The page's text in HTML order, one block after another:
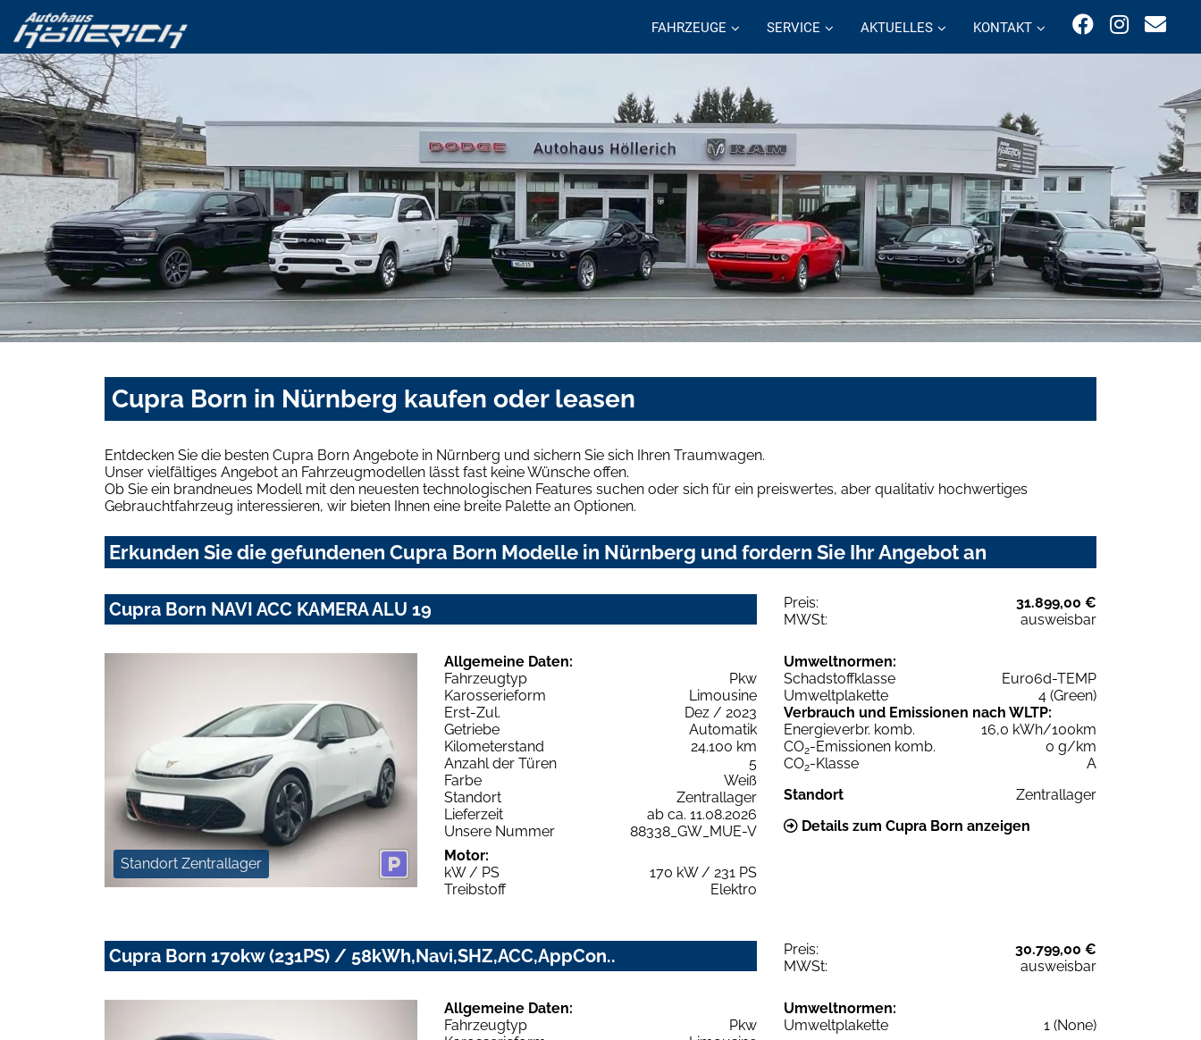
FAHRZEUGE SERVICE AKTUELLES KONTAKT
Cupra Born in Nürnberg kaufen oder leasen
Entdecken Sie die besten Cupra Born Angebote in Nürnberg und sichern Sie sich Ihren Traumwagen.
Unser vielfältiges Angebot an Fahrzeugmodellen lässt fast keine Wünsche offen.
Ob Sie ein brandneues Modell mit den neuesten technologischen Features suchen oder sich für ein preiswertes, aber qualitativ hochwertiges
Gebrauchtfahrzeug interessieren, wir bieten Ihnen eine breite Palette an Optionen.
Erkunden Sie die gefundenen Cupra Born Modelle in Nürnberg und fordern Sie Ihr Angebot an
Cupra Born NAVI ACC KAMERA ALU 19 Preis:
31.899,00 €
MWSt:
ausweisbar
Standort Zentrallager
Allgemeine Daten:
Fahrzeugtyp
Pkw
Karosserieform
Limousine
Erst-Zul.
Dez / 2023
Getriebe
Automatik
Kilometerstand
24.100 km
Anzahl der Türen
5
Farbe
Weiß
Standort
Zentrallager
Lieferzeit
ab ca. 11.08.2026
Unsere Nummer
88338_GW_MUE-V
Motor:
kW / PS
170 kW / 231 PS
Treibstoff
Elektro
Umweltnormen:
Schadstoffklasse
Euro6d-TEMP
Umweltplakette
4 (Green)
Verbrauch und Emissionen nach WLTP:
Energieverbr. komb.
16,0 kWh/100km
CO2-Emissionen komb.
0 g/km
CO2-Klasse
A
Standort
Zentrallager
Details zum Cupra Born anzeigen
Cupra Born 170kw (231PS) / 58kWh,Navi,SHZ,ACC,AppCon.. Preis:
30.799,00 €
MWSt:
ausweisbar
Allgemeine Daten:
Fahrzeugtyp
Pkw
Umweltnormen:
Umweltplakette
1 (None)